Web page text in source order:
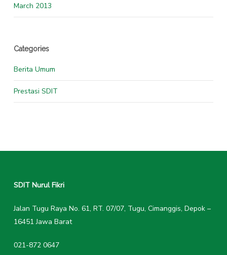
March 2013
Categories
Berita Umum
Prestasi SDIT
SDIT Nurul Fikri
Jalan Tugu Raya No. 61, RT. 07/07, Tugu, Cimanggis, Depok –
16451 Jawa Barat
021-872 0647